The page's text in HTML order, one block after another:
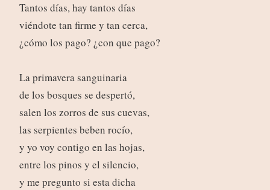
Tantos días, hay tantos días
viéndote tan firme y tan cerca,
¿cómo los pago? ¿con que pago?
La primavera sanguinaria
de los bosques se despertó,
salen los zorros de sus cuevas,
las serpientes beben rocío,
y yo voy contigo en las hojas,
entre los pinos y el silencio,
y me pregunto si esta dicha